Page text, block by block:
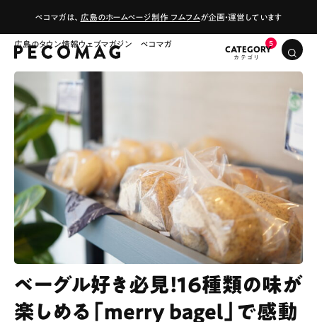
ペコマガは、 広島のホームページ制作 フムフムが企画・運営しています
広島のタウン情報ウェブマガジン ペコマガ
CATEGORY
ベーグル好き必見！16種類の味が
楽しめる「merry bagel」で感動